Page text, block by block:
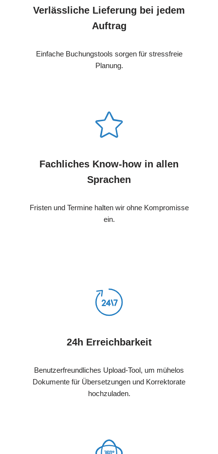
Verlässliche Lieferung bei jedem
Auftrag
Einfache Buchungstools sorgen für stressfreie
Planung.
Fachliches Know-how in allen
Sprachen
Fristen und Termine halten wir ohne Kompromisse
ein.
24h Erreichbarkeit
Benutzerfreundliches Upload-Tool, um mühelos
Dokumente für Übersetzungen und Korrektorate
hochzuladen.